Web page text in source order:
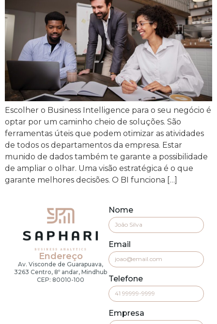
Escolher o Business Intelligence para o seu negócio é
optar por um caminho cheio de soluções. São
ferramentas úteis que podem otimizar as atividades
de todos os departamentos da empresa. Estar
munido de dados também te garante a possibilidade
de ampliar o olhar. Uma visão estratégica é o que
garante melhores decisões. O BI funciona […]
Endereço
Av. Visconde de Guarapuava,
3263 Centro, 8º andar, Mindhub
CEP: 80010-100
Nome
Email
Telefone
Empresa